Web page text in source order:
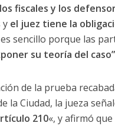
fiscales y los
y el juez tiene la
sencillo porque las
su teoría del
de la prueba
la Ciudad, la jueza
210«, y afirmó que